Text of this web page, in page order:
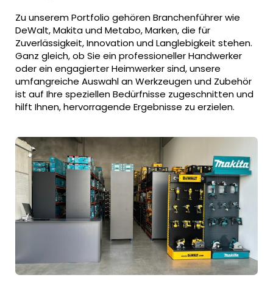
Zu unserem Portfolio gehören Branchenführer wie
DeWalt, Makita und Metabo, Marken, die für
Zuverlässigkeit, Innovation und Langlebigkeit stehen.
Ganz gleich, ob Sie ein professioneller Handwerker
oder ein engagierter Heimwerker sind, unsere
umfangreiche Auswahl an Werkzeugen und Zubehör
ist auf Ihre speziellen Bedürfnisse zugeschnitten und
hilft Ihnen, hervorragende Ergebnisse zu erzielen.